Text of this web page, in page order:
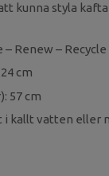
kunna styla
– Renew – Recycle
cm
57 cm
i kallt vatten eller